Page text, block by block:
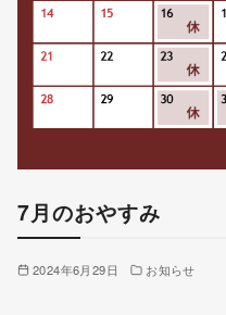
7月のおやすみ
2024年6月29日 お知らせ